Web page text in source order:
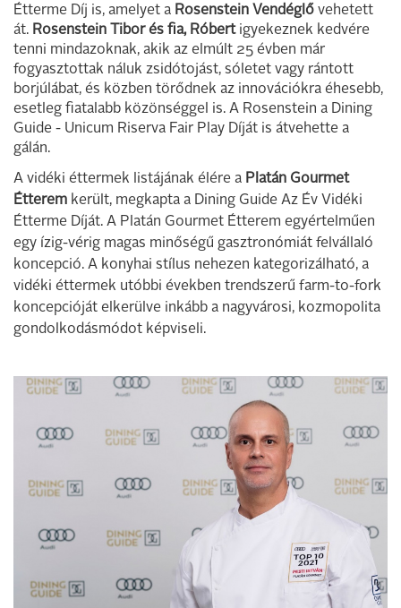
Étterme Díj is, amelyet a Rosenstein Vendéglő vehetett
át. Rosenstein Tibor és fia, Róbertigyekeznek kedvére
tenni mindazoknak, akik az elmúlt 25 évben már
fogyasztottak náluk zsidótojást, sóletet vagy rántott
borjúlábat, és közben törődnek az innovációkra éhesebb,
esetleg fiatalabb közönséggel is. A Rosenstein a Dining
Guide - Unicum Riserva Fair Play Díját is átvehette a
gálán.
A vidéki éttermek listájának élére a Platán Gourmet
Étterem került, megkapta a Dining Guide Az Év Vidéki
Étterme Díját. A Platán Gourmet Étterem egyértelműen
egy ízig-vérig magas minőségű gasztronómiát felvállaló
koncepció. A konyhai stílus nehezen kategorizálható, a
vidéki éttermek utóbbi években trendszerű farm-to-fork
koncepcióját elkerülve inkább a nagyvárosi, kozmopolita
gondolkodásmódot képviseli.